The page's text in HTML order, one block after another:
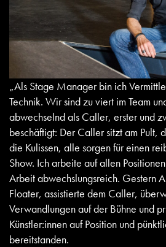
„Als Stage Manager bin ich
Technik. Wir sind zu viert im Team
abwechselnd als Caller, erster und
beschäftigt: Der Caller sitzt am Pult,
die Kulissen, alle sorgen für einen
Show. Ich arbeite auf allen
Arbeit abwechslungsreich. Gestern
Floater, assistierte dem Caller,
Verwandlungen auf der Bühne und
Künstler:innen auf Position und
bereitstanden.